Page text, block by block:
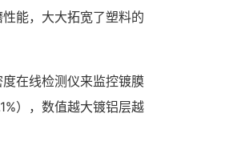
能，大大拓宽了塑料的
在线检测仪来监控镀膜
），数值越大镀铝层越